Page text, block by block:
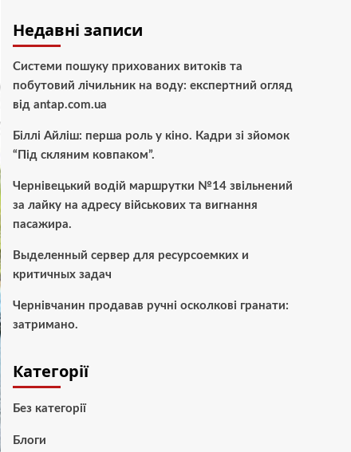
Недавні записи
Системи пошуку прихованих витоків та
побутовий лічильник на воду: експертний огляд
від antap.com.ua
Біллі Айліш: перша роль у кіно. Кадри зі зйомок
“Під скляним ковпаком”.
Чернівецький водій маршрутки №14 звільнений
за лайку на адресу військових та вигнання
пасажира.
Выделенный сервер для ресурсоемких и
критичных задач
Чернівчанин продавав ручні осколкові гранати:
затримано.
Категорії
Без категорії
Блоги